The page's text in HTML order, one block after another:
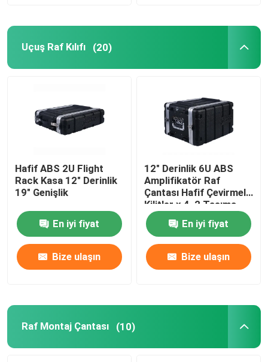
Uçuş Raf Kılıfı (20)
Hafif ABS 2U Flight
Rack Kasa 12" Derinlik
19" Genişlik
En iyi fiyat
Bize ulaşın
12" Derinlik 6U ABS
Amplifikatör Raf
Çantası Hafif Çevirmeli
Kilitler x 4, 2 Taşıma
Kolları
En iyi fiyat
Bize ulaşın
Raf Montaj Çantası (10)